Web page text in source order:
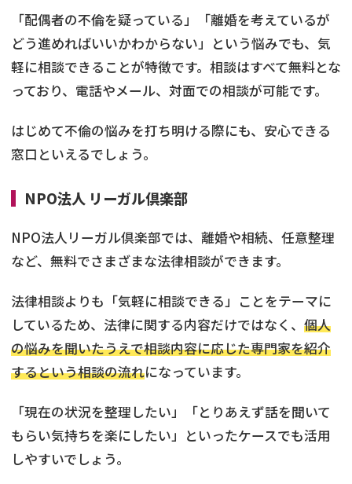
「配偶者の不倫を疑っている」「離婚を考えているが
どう進めればいいかわからない」という悩みでも、気
軽に相談できることが特徴です。相談はすべて無料とな
っており、電話やメール、対面での相談が可能です。
はじめて不倫の悩みを打ち明ける際にも、安心できる
窓口といえるでしょう。
NPO法人 リーガル倶楽部
NPO法人リーガル倶楽部では、離婚や相続、任意整理
など、無料でさまざまな法律相談ができます。
法律相談よりも「気軽に相談できる」ことをテーマに
しているため、法律に関する内容だけではなく、 個人
の悩みを聞いたうえで相談内容に応じた専門家を紹介
するという相談の流れになっています。
「現在の状況を整理したい」「とりあえず話を聞いて
もらい気持ちを楽にしたい」といったケースでも活用
しやすいでしょう。